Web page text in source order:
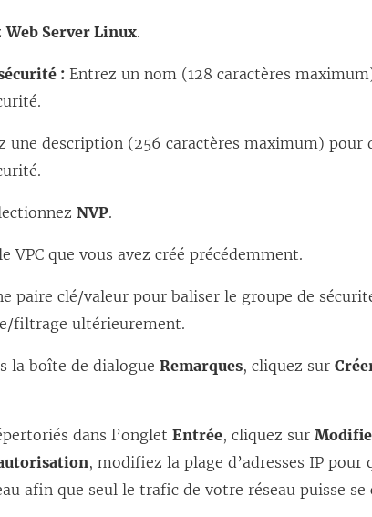
Web Server Linux.
: Entrez un nom (128 caractères
une description (256 caractères maximum) pour
NVP.
VPC que vous avez créé précédemment.
paire clé/valeur pour baliser le groupe de
filtrage ultérieurement.
la boîte de dialogueRemarques, cliquez sur
dans l’ongletEntrée, cliquez sur
, modifiez la plage d’adresses IP pour
afin que seul le trafic de votre réseau puisse se